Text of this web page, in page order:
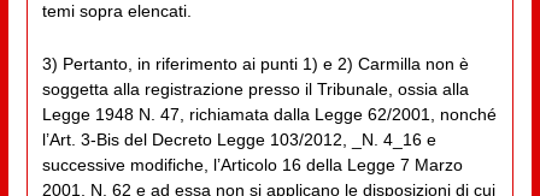
temi sopra elencati.
3) Pertanto, in riferimento ai punti 1) e 2) Carmilla non è
soggetta alla registrazione presso il Tribunale, ossia alla
Legge 1948 N. 47, richiamata dalla Legge 62/2001, nonché
l’Art. 3-Bis del Decreto Legge 103/2012, _N. 4_16 e
successive modifiche, l’Articolo 16 della Legge 7 Marzo
2001, N. 62 e ad essa non si applicano le disposizioni di cui